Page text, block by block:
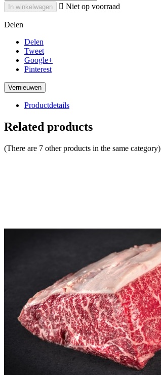
In winkelwagen  Niet op voorraad
Delen
Delen
Tweet
Google+
Pinterest
Productdetails
Related products
(There are 7 other products in the same category)